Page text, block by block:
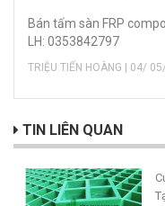
Bán tấm sàn FRP
LH: 0353842797
TRIỆU TIẾN HOÀNG | 04/
TIN LIÊN QUAN